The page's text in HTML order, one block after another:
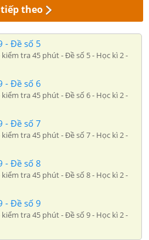
theo
- Đề số 5
tra 45 phút - Đề số 5 - Học kì 2 -
- Đề số 6
tra 45 phút - Đề số 6 - Học kì 2 -
- Đề số 7
tra 45 phút - Đề số 7 - Học kì 2 -
- Đề số 8
tra 45 phút - Đề số 8 - Học kì 2 -
- Đề số 9
tra 45 phút - Đề số 9 - Học kì 2 -